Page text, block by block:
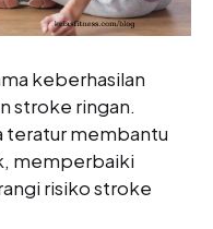
keberhasilan
stroke ringan.
teratur membantu
memperbaiki
risiko stroke